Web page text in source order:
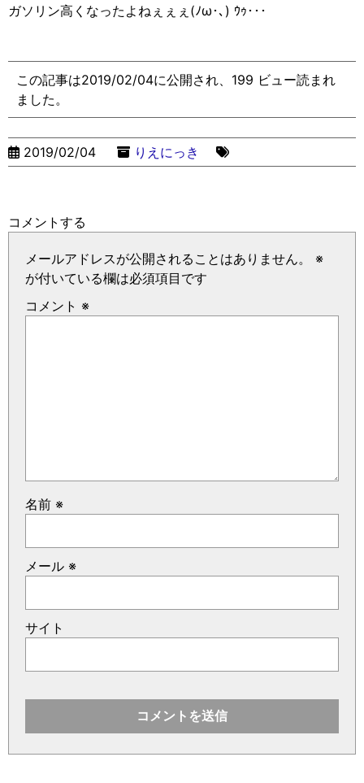
ガソリン高くなったよねぇぇぇ(ﾉω･､) ｳｩ･･･
この記事は2019/02/04に公開され、199 ビュー読まれ
ました。
2019/02/04 りえにっき
コメントする
メールアドレスが公開されることはありません。
※
が付いている欄は必須項目です
コメント ※
名前 ※
メール ※
サイト